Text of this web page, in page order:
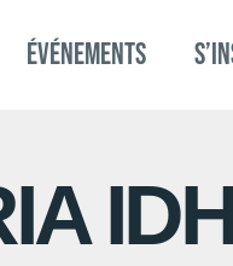
éVéNEMENTS